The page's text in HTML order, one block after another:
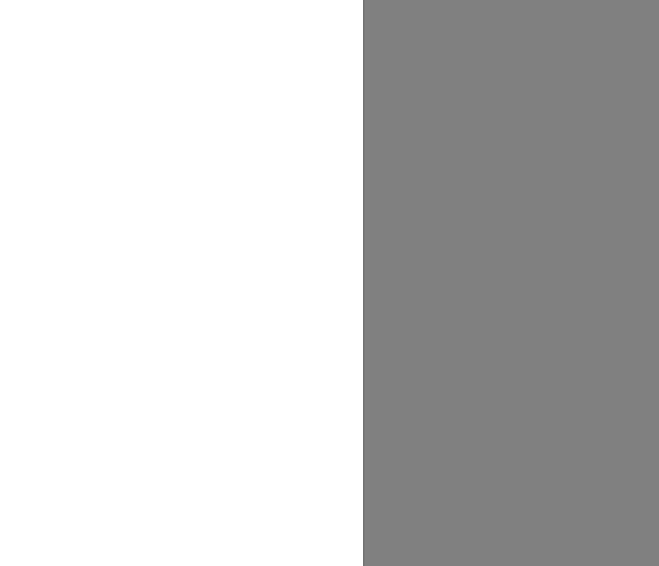
son enfance ?
à l'inverse,
pour l'enfant,
Même si le
sécurité.